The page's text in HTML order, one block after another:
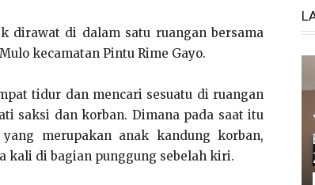
dirawat di dalam satu ruangan bersama
kecamatan Pintu Rime Gayo.
tidur dan mencari sesuatu di ruangan
saksi dan korban. Dimana pada saat itu
merupakan anak kandung korban,
kali di bagian punggung sebelah kiri.